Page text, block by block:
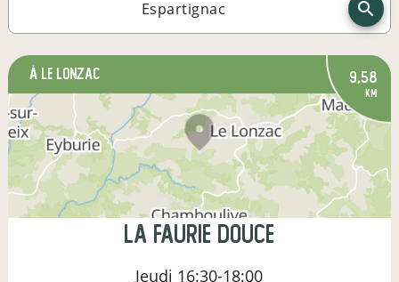
à Le Lonzac 9,58
km
La Faurie Douce
Jeudi 16:30-18:00